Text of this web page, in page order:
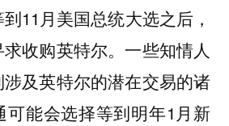
11月美国总统大选之后，
收购英特尔。一些知情人
及英特尔的潜在交易的诸
可能会选择等到明年1月新